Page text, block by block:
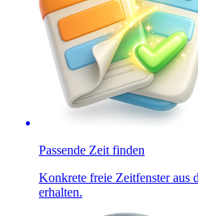
Passende Zeit finden
Konkrete freie Zeitfenster aus
erhalten.